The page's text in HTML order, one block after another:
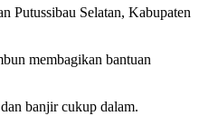
Putussibau Selatan, Kabupaten
membagikan bantuan
banjir cukup dalam.